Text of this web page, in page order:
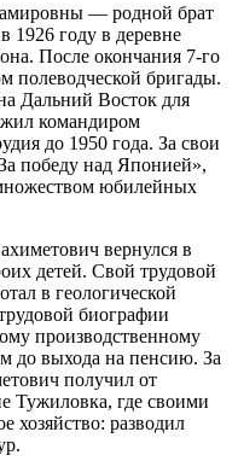
— родной брат
1926 году в деревне
После окончания 7-го
полеводческой бригады.
Дальний Восток для
командиром
до 1950 года. За свои
победу над Японией»,
юбилейных
вернулся в
детей. Свой трудовой
в геологической
биографии
производственному
до выхода на пенсию. За
получил от
Тужиловка, где своими
хозяйство: разводил